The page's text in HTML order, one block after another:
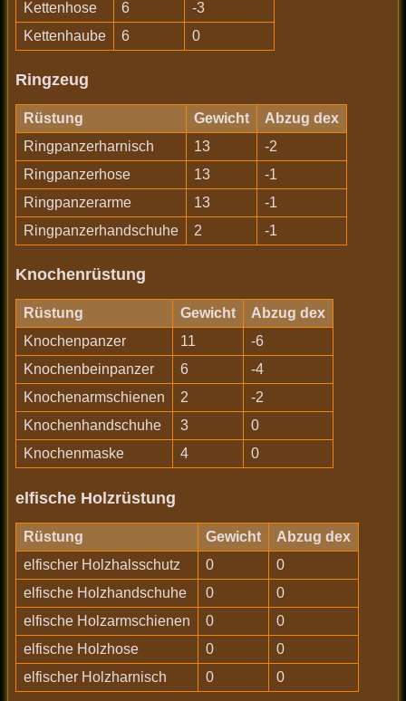
Kettenhose
6
-3
Kettenhaube
6 0
Ringzeug
Rüstung Gewicht
Abzug dex
Ringpanzerharnisch
13
-2
Ringpanzerhose
13
-1
Ringpanzerarme
13
-1
Ringpanzerhandschuhe
2 -1
Knochenrüstung
Rüstung Gewicht
Abzug dex
Knochenpanzer
11
-6
Knochenbeinpanzer
6
-4
Knochenarmschienen
2
-2
Knochenhandschuhe
3
0
Knochenmaske
4 0
elfische Holzrüstung
Rüstung Gewicht
Abzug dex
elfischer Holzhalsschutz
0
0
elfische Holzhandschuhe
0
0
elfische Holzarmschienen
0
0
elfische Holzhose
0
0
elfischer Holzharnisch
0 0